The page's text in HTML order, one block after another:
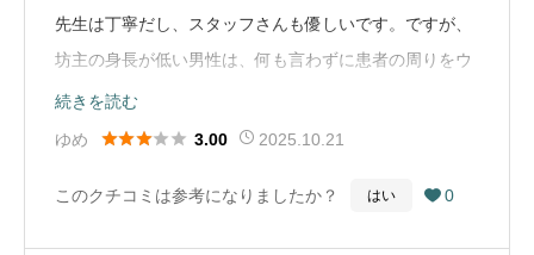
先生は丁寧だし、スタッフさんも優しいです。ですが、
坊主の身長が低い男性は、何も言わずに患者の周りをウ
ロウロした挙句、床に落ちていたパッキンを水で軽く洗
ってそのまま機器に付けたり、メガネを預かろうとせず
十分でモゴモゴしていて何言ってるかわからないしで接
続きを読む
ゆめ
 3.00 2025.10.21
このクチコミは参考になりましたか？ はい  0